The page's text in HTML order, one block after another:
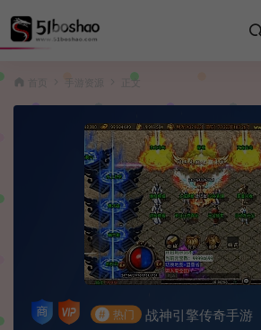
手游资源 正文
# 热门
战神引擎传奇手游